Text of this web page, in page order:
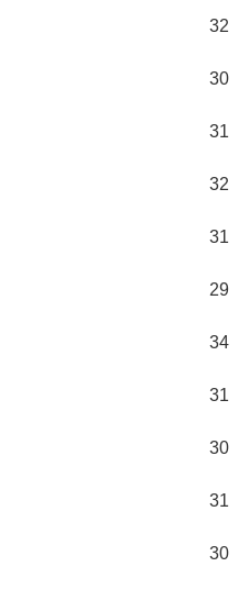
32
30
31
32
31
29
34
31
30
31
30